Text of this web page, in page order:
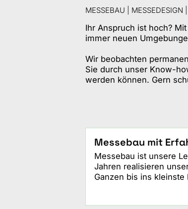
MESSEBAU |
Ihr Anspruch ist hoch?
immer neuen
Wir beobachten
Sie durch unser Know-
werden können. Gern
Messebau mit
Messebau ist unsere
Jahren realisieren
Ganzen bis ins